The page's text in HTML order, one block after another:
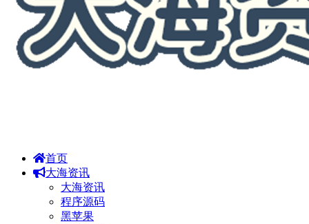
首页
大海资讯
大海资讯
程序源码
黑苹果